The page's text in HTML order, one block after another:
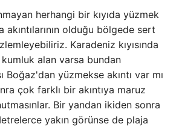
herhangi bir kıyıda yüzmek
olduğu bölgede sert
Karadeniz kıyısında
alan varsa bundan
Boğaz'dan yüzmekse akıntı var mı
çok farklı bir akıntıya maruz
Bir yandan ikiden sonra
yakın görünse de plaja